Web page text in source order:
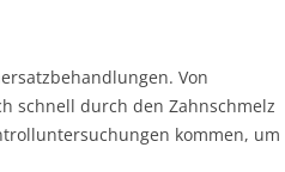
Von
schnell durch den Zahnschmelz
kommen, um